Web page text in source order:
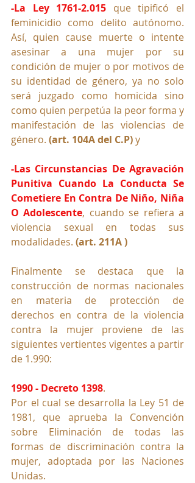
-La Ley 1761-2.015 que tipificó el
feminicidio como delito autónomo.
Así, quien cause muerte o intente
asesinar a una mujer por su
condición de mujer o por motivos de
su identidad de género, ya no solo
será juzgado como homicida sino
como quien perpetúa la peor forma y
manifestación de las violencias de
género. (art. 104A del C.P) y
-Las Circunstancias De Agravación
Punitiva Cuando La Conducta Se
Cometiere En Contra De Niño, Niña
O Adolescente, cuando se refiera a
violencia sexual en todas sus
modalidades. (art. 211A )
Finalmente se destaca que la
construcción de normas nacionales
en materia de protección de
derechos en contra de la violencia
contra la mujer proviene de las
siguientes vertientes vigentes a partir
de 1.990:
1990 - Decreto 1398.
Por el cual se desarrolla la Ley 51 de
1981, que aprueba la Convención
sobre Eliminación de todas las
formas de discriminación contra la
mujer, adoptada por las Naciones
Unidas.